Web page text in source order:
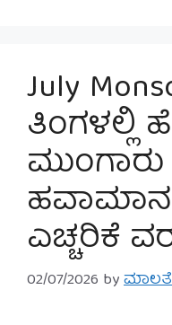
July
ತಿಂಗಳಲ್ಲಿ
ಎಚ್ಚರಿಕೆ
02/07/2026 by